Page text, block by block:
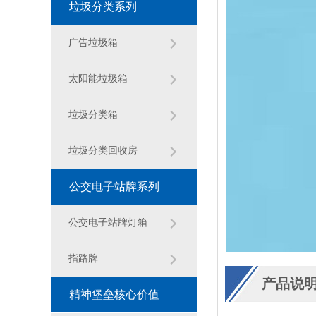
垃圾分类系列
广告垃圾箱
太阳能垃圾箱
垃圾分类箱
垃圾分类回收房
公交电子站牌系列
公交电子站牌灯箱
指路牌
精神堡垒核心价值
产品说